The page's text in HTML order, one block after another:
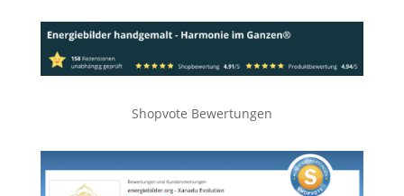
Shopvote Bewertungen